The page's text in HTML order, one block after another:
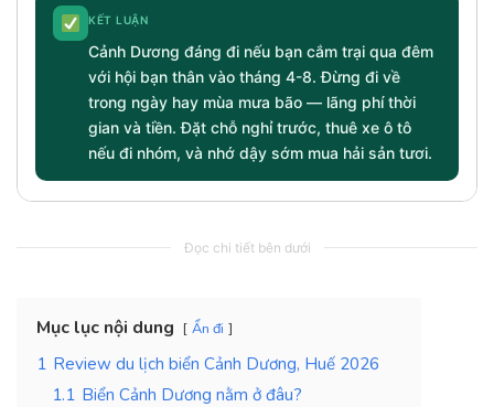
KẾT LUẬN
Cảnh Dương đáng đi nếu bạn cắm trại qua đêm
với hội bạn thân vào tháng 4-8. Đừng đi về
trong ngày hay mùa mưa bão — lãng phí thời
gian và tiền. Đặt chỗ nghỉ trước, thuê xe ô tô
nếu đi nhóm, và nhớ dậy sớm mua hải sản tươi.
Đọc chi tiết bên dưới
Mục lục nội dung Ẩn đi
1 Review du lịch biển Cảnh Dương, Huế 2026
1.1 Biển Cảnh Dương nằm ở đâu?